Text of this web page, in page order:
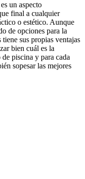
un aspecto
final a cualquier
o estético. Aunque
de opciones para la
sus propias ventajas
bien cuál es la
piscina y para cada
sopesar las mejores